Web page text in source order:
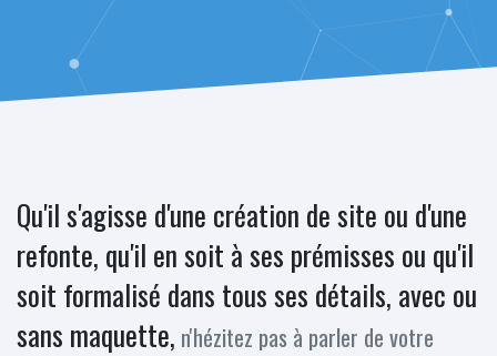
Qu'il s'agisse d'une création de site ou d'une
refonte, qu'il en soit à ses prémisses ou qu'il
soit formalisé dans tous ses détails, avec ou
sans maquette, n'hézitez pas à parler de votre